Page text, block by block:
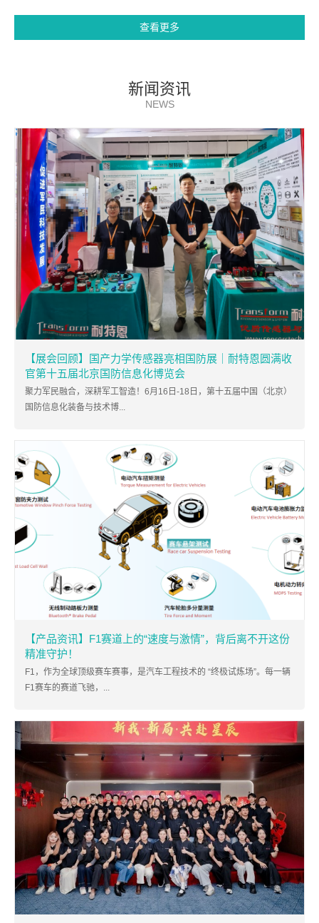
查看更多
新闻资讯
NEWS
【展会回顾】国产力学传感器亮相国防展｜耐特恩圆满收
官第十五届北京国防信息化博览会
聚力军民融合，深耕军工智造！6月16日-18日，第十五届中国（北京）
国防信息化装备与技术博...
【产品资讯】F1赛道上的“速度与激情”，背后离不开这份
精准守护！
F1，作为全球顶级赛车赛事，是汽车工程技术的 “终极试炼场”。每一辆
F1赛车的赛道飞驰，...